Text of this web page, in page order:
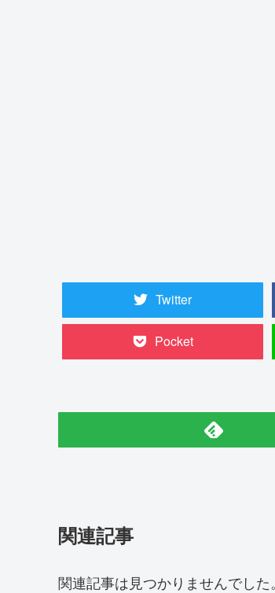
Twitter
Pocket
関連記事
関連記事は見つかりませんでした。